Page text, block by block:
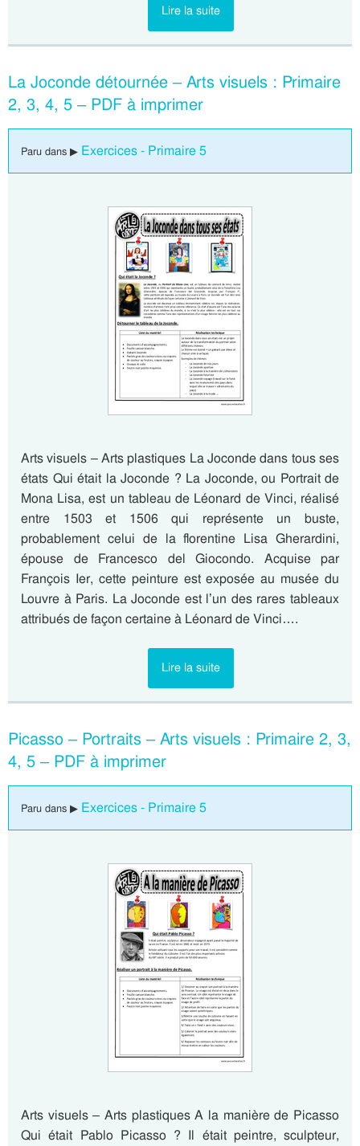
Lire la suite
La Joconde détournée – Arts visuels : Primaire
2, 3, 4, 5 – PDF à imprimer
Paru dans ▶ Exercices - Primaire 5
Arts visuels – Arts plastiques La Joconde dans tous ses
états Qui était la Joconde ? La Joconde, ou Portrait de
Mona Lisa, est un tableau de Léonard de Vinci, réalisé
entre 1503 et 1506 qui représente un buste,
probablement celui de la florentine Lisa Gherardini,
épouse de Francesco del Giocondo. Acquise par
François Ier, cette peinture est exposée au musée du
Louvre à Paris. La Joconde est l’un des rares tableaux
attribués de façon certaine à Léonard de Vinci….
Lire la suite
Picasso – Portraits – Arts visuels : Primaire 2, 3,
4, 5 – PDF à imprimer
Paru dans ▶ Exercices - Primaire 5
Arts visuels – Arts plastiques A la manière de Picasso
Qui était Pablo Picasso ? Il était peintre, sculpteur,